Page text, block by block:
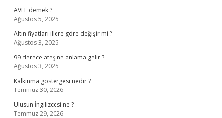
AVEL demek ?
Ağustos 5, 2026
Altın fiyatları illere göre değişir mi ?
Ağustos 3, 2026
99 derece ateş ne anlama gelir ?
Ağustos 3, 2026
Kalkınma göstergesi nedir ?
Temmuz 30, 2026
Ulusun İngilizcesi ne ?
Temmuz 29, 2026